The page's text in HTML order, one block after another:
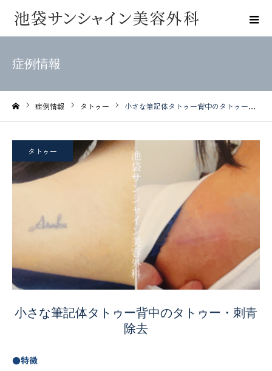
症例情報
症例情報 タトゥー 小さな筆記体タトゥー背中のタトゥー・刺青除去
タトゥー
小さな筆記体タトゥー背中のタトゥー・刺青
除去
●特徴